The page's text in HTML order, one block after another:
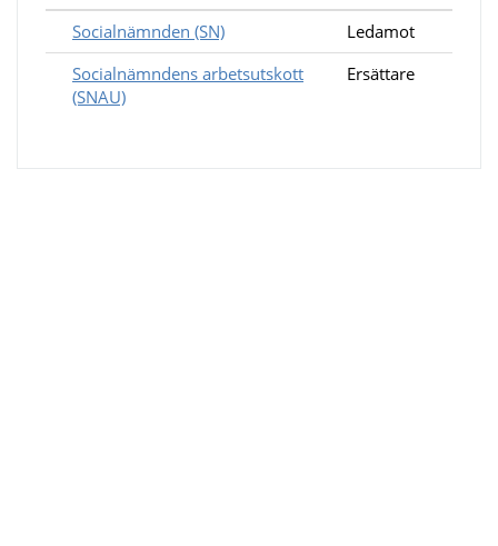
Socialnämnden (SN)
Ledamot
Socialnämndens arbetsutskott
(SNAU)
Ersättare